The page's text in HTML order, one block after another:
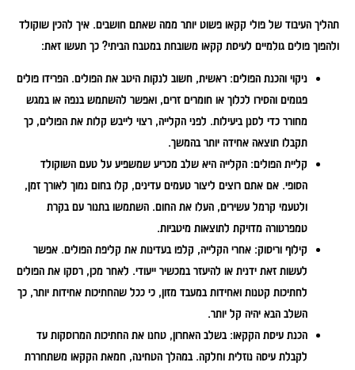
תהליך העיבוד של פולי קקאו פשוט יותר ממה שאתם חושבים. איך להכין שוקולד
ולהפוך פולים גולמיים לעיסת קקאו משובחת במטבח הביתי? כך תעשו זאת:
ניקוי והכנת הפולים:ראשית, חשוב לנקות היטב את הפולים. הפרידו פולים
פגומים והסירו לכלוך או חומרים זרים, ואפשר להשתמש בנפה או במגש
מחורר כדי לסנן ביעילות. לפני הקלייה, רצוי לייבש קלות את הפולים, כך
תקבלו תוצאה אחידה יותר בהמשך.
קליית הפולים:הקלייה היא שלב מכריע שמשפיע על טעם השוקולד
הסופי. אם אתם רוצים ליצור טעמים עדינים, קלו בחום נמוך לאורך זמן,
ולטעמי קרמל עשירים, העלו את החום. השתמשו בתנור עם בקרת
טמפרטורה מדויקת לתוצאות מיטביות.
קילוף וריסוק:אחרי הקלייה, קלפו בעדינות את קליפת הפולים. אפשר
לעשות זאת ידנית או להיעזר במכשיר ייעודי. לאחר מכן, רסקו את הפולים
לחתיכות קטנות ואחידות במעבד מזון, כי ככל שהחתיכות אחידות יותר, כך
השלב הבא יהיה קל יותר.
הכנת עיסת הקקאו:בשלב האחרון, טחנו את החתיכות המרוסקות עד
לקבלת עיסה נוזלית וחלקה. במהלך הטחינה, חמאת הקקאו משתחררת